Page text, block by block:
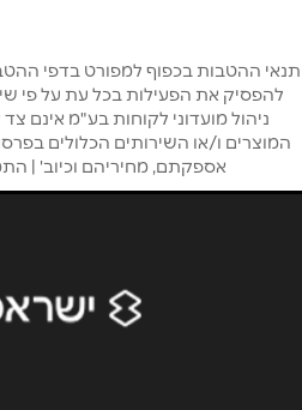
טלפון*
אימייל*
תנאי ההטבות בכפוף למפורט בדפי
להפסיק את הפעילות בכל עת על פי
ניהול מועדוני לקוחות בע"מ אינם
המוצרים ו/או השירותים הכלולים
אספקתם, מחיריהם וכיוב' |